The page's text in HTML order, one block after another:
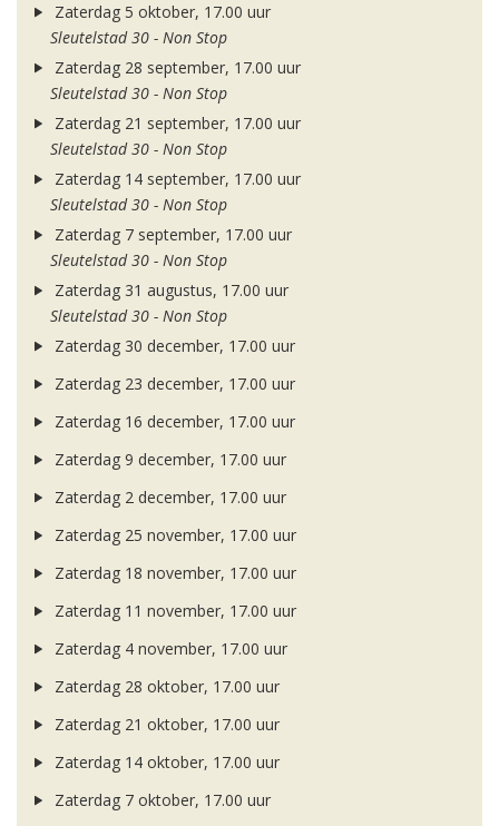
Zaterdag 5 oktober, 17.00 uur
Sleutelstad 30 - Non Stop
Zaterdag 28 september, 17.00 uur
Sleutelstad 30 - Non Stop
Zaterdag 21 september, 17.00 uur
Sleutelstad 30 - Non Stop
Zaterdag 14 september, 17.00 uur
Sleutelstad 30 - Non Stop
Zaterdag 7 september, 17.00 uur
Sleutelstad 30 - Non Stop
Zaterdag 31 augustus, 17.00 uur
Sleutelstad 30 - Non Stop
Zaterdag 30 december, 17.00 uur
Zaterdag 23 december, 17.00 uur
Zaterdag 16 december, 17.00 uur
Zaterdag 9 december, 17.00 uur
Zaterdag 2 december, 17.00 uur
Zaterdag 25 november, 17.00 uur
Zaterdag 18 november, 17.00 uur
Zaterdag 11 november, 17.00 uur
Zaterdag 4 november, 17.00 uur
Zaterdag 28 oktober, 17.00 uur
Zaterdag 21 oktober, 17.00 uur
Zaterdag 14 oktober, 17.00 uur
Zaterdag 7 oktober, 17.00 uur